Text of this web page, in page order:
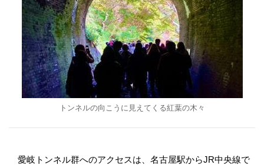
トンネルの向こうに見えてくる紅葉の木々
愛岐トンネル群へのアクセスは、名古屋駅からJR中央線で